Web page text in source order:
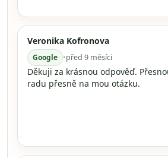
Veronika Kofronova
Google •před 9 měsíci
Děkuji za krásnou odpověď.
radu přesně na mou otázku.